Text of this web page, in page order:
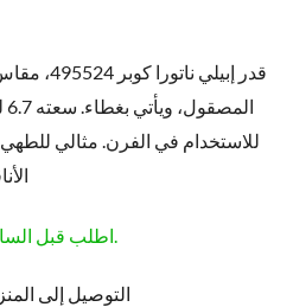
للاستخدام في الفرن. مثالي
اطلب قبل الساعة 1:00 مساءً لتصلك غدًا.
التوصيل إلى